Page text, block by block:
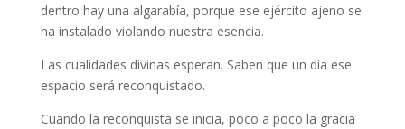
dentro hay una algarabía, porque ese ejército ajeno se
ha instalado violando nuestra esencia.
Las cualidades divinas esperan. Saben que un día ese
espacio será reconquistado.
Cuando la reconquista se inicia, poco a poco la gracia